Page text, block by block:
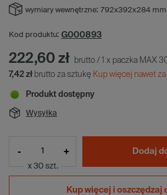
wymiary wewnętrzne: 792x392x284 mm
Kod produktu: G000893
222,60 zł brutto / 1 x paczka MAX
7,42 zł brutto za sztukę Kup więcej nawet za
Produkt dostępny
Wysyłka
- +
x 30 szt.
Dodaj
Kup więcej i oszczędzaj